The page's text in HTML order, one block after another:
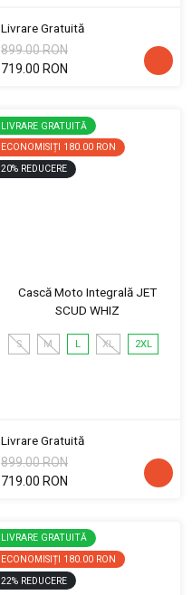
Livrare Gratuită
899.00 RON
719.00 RON
LIVRARE GRATUITĂ
ECONOMISIȚI 180.00 RON
20% REDUCERE
Cască Moto Integrală JET
SCUD WHIZ
S M L XL 2XL
Livrare Gratuită
899.00 RON
719.00 RON
LIVRARE GRATUITĂ
ECONOMISIȚI 180.00 RON
22% REDUCERE